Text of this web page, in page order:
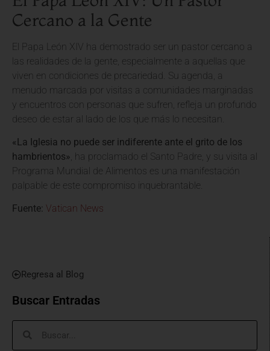
Regresa al Blog
Buscar Entradas
Cercano a la Gente
El Papa León XIV ha demostrado ser un pastor cercano a
las realidades de la gente, especialmente a aquellas que
viven en condiciones de precariedad. Su agenda, a
menudo marcada por visitas a comunidades marginadas
y encuentros con personas que sufren, refleja un profundo
deseo de estar al lado de los que más lo necesitan.
«La Iglesia no puede ser indiferente ante el grito de los
hambrientos», ha proclamado el Santo Padre, y su visita al
Programa Mundial de Alimentos es una manifestación
palpable de este compromiso inquebrantable.
Fuente: Vatican News